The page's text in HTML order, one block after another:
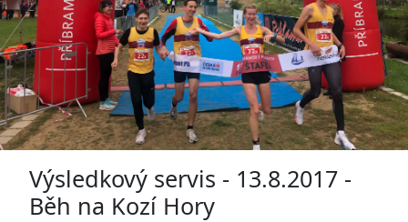
Výsledkový servis - 13.8.2017 -
Běh na Kozí Hory